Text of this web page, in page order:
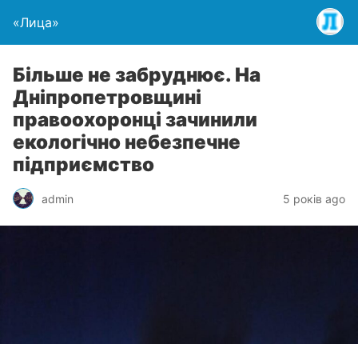
«Лица»
Більше не забруднює. На
Дніпропетровщині
правоохоронці зачинили
екологічно небезпечне
підприємство
admin 5 років ago